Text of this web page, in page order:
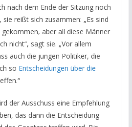
nach dem Ende der Sitzung noch
sie reißt sich zusammen: „Es sind
aber all diese Männer
nicht“, sagt sie. „Vor allem
auch die jungen Politiker, die
so Entscheidungen über die
der Ausschuss eine Empfehlung
das dann die Entscheidung